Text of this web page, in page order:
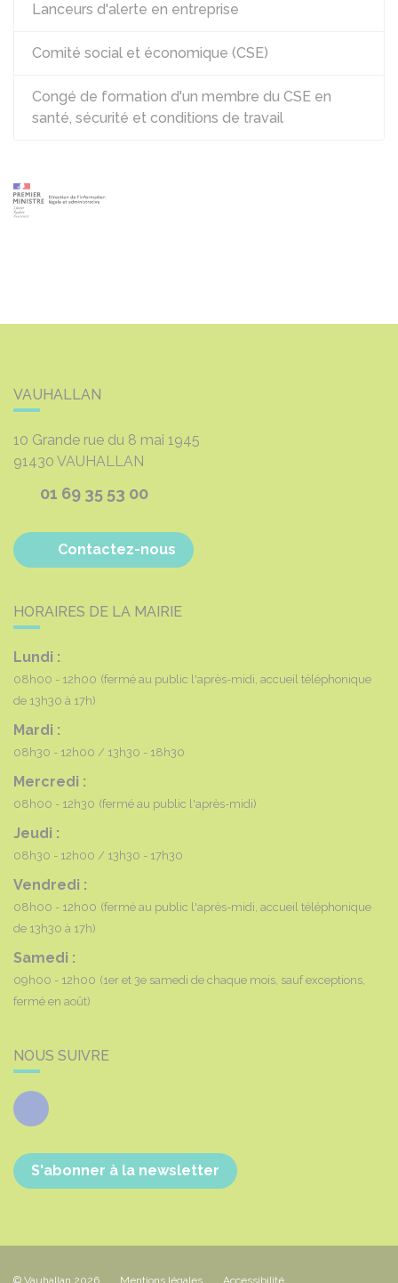
Lanceurs d'alerte en entreprise
Comité social et économique (CSE)
Congé de formation d'un membre du CSE en
santé, sécurité et conditions de travail
VAUHALLAN
10 Grande rue du 8 mai 1945
91430 VAUHALLAN
01 69 35 53 00
Contactez-nous
HORAIRES DE LA MAIRIE
Lundi :
08h00 - 12h00 (fermé au public l'après-midi, accueil téléphonique
de 13h30 à 17h)
Mardi :
08h30 - 12h00 13h30 - 18h30
Mercredi :
08h00 - 12h30 (fermé au public l'après-midi)
Jeudi :
08h30 - 12h00 13h30 - 17h30
Vendredi :
08h00 - 12h00 (fermé au public l'après-midi, accueil téléphonique
de 13h30 à 17h)
Samedi :
09h00 - 12h00 (1er et 3e samedi de chaque mois, sauf exceptions,
fermé en août)
NOUS SUIVRE
Facebook
S'abonner à la newsletter
© Vauhallan 2026 Mentions légales Accessibilité